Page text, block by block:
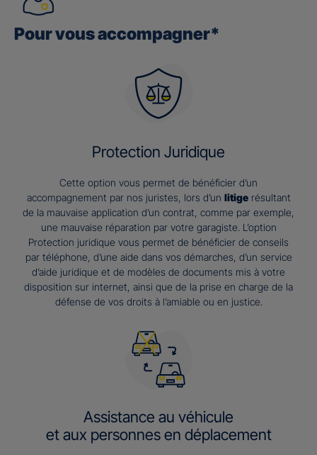
Pour vous accompagner*
Protection Juridique
Cette option vous permet de bénéficier d’un
accompagnement par nos juristes, lors d’un litigerésultant
de la mauvaise application d’un contrat, comme par exemple,
une mauvaise réparation par votre garagiste. L’option
Protection juridique vous permet de bénéficier de conseils
par téléphone, d’une aide dans vos démarches, d’un service
d’aide juridique et de modèles de documents mis à votre
disposition sur internet, ainsi que de la prise en charge de la
défense de vos droits à l’amiable ou en justice.
Assistance au véhicule
et aux personnes en déplacement